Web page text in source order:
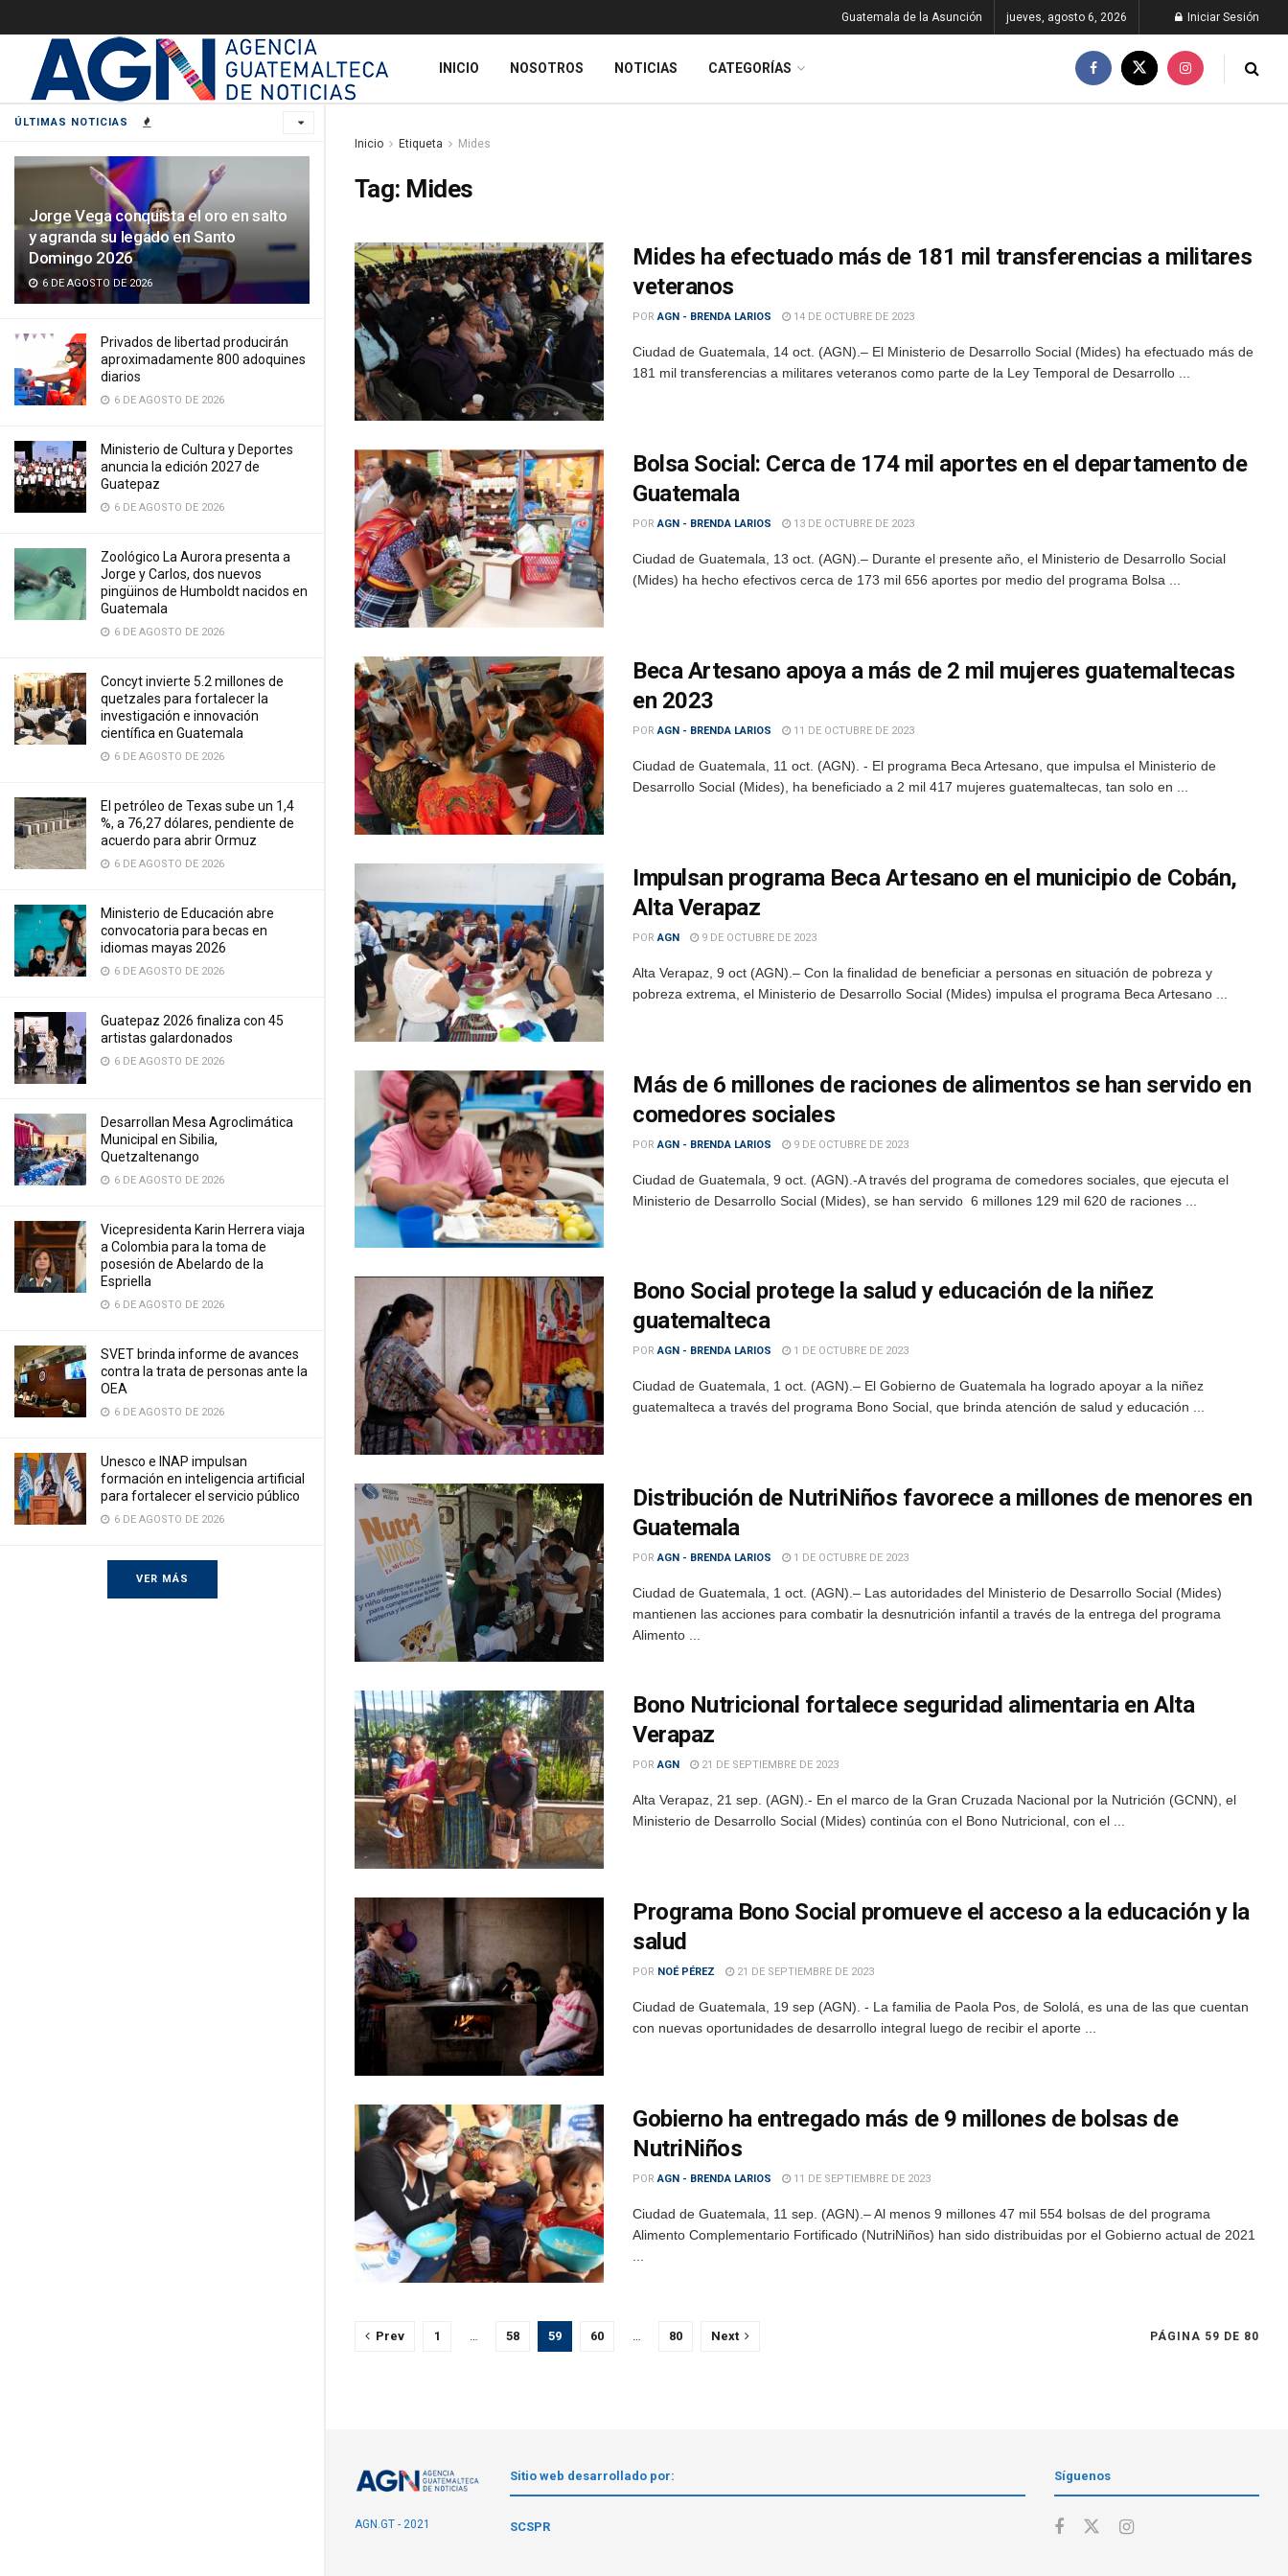
ÚLTIMAS NOTICIAS
Jorge Vega conquista el oro en salto
y agranda su legado en Santo
Domingo 2026
6 DE AGOSTO DE 2026
Privados de libertad producirán
aproximadamente 800 adoquines
diarios
6 DE AGOSTO DE 2026
Ministerio de Cultura y Deportes
anuncia la edición 2027 de
Guatepaz
6 DE AGOSTO DE 2026
Zoológico La Aurora presenta a
Jorge y Carlos, dos nuevos
pingüinos de Humboldt nacidos en
Guatemala
6 DE AGOSTO DE 2026
Concyt invierte 5.2 millones de
quetzales para fortalecer la
investigación e innovación
científica en Guatemala
6 DE AGOSTO DE 2026
El petróleo de Texas sube un 1,4
%, a 76,27 dólares, pendiente de
acuerdo para abrir Ormuz
6 DE AGOSTO DE 2026
Ministerio de Educación abre
convocatoria para becas en
idiomas mayas 2026
6 DE AGOSTO DE 2026
Guatepaz 2026 finaliza con 45
artistas galardonados
6 DE AGOSTO DE 2026
Desarrollan Mesa Agroclimática
Municipal en Sibilia,
Quetzaltenango
6 DE AGOSTO DE 2026
Vicepresidenta Karin Herrera viaja
a Colombia para la toma de
posesión de Abelardo de la
Espriella
6 DE AGOSTO DE 2026
SVET brinda informe de avances
contra la trata de personas ante la
OEA
6 DE AGOSTO DE 2026
Unesco e INAP impulsan
formación en inteligencia artificial
para fortalecer el servicio público
6 DE AGOSTO DE 2026
VER MÁS
Guatemala de la Asunción jueves, agosto 6, 2026 Iniciar Sesión
INICIO NOSOTROS NOTICIAS CATEGORÍAS
Inicio Etiqueta Mides
Tag: Mides
Mides ha efectuado más de 181 mil transferencias a militares
veteranos
POR AGN - BRENDA LARIOS 14 DE OCTUBRE DE 2023
Ciudad de Guatemala, 14 oct. (AGN).– El Ministerio de Desarrollo Social (Mides) ha efectuado más de
181 mil transferencias a militares veteranos como parte de la Ley Temporal de Desarrollo ...
Bolsa Social: Cerca de 174 mil aportes en el departamento de
Guatemala
POR AGN - BRENDA LARIOS 13 DE OCTUBRE DE 2023
Ciudad de Guatemala, 13 oct. (AGN).– Durante el presente año, el Ministerio de Desarrollo Social
(Mides) ha hecho efectivos cerca de 173 mil 656 aportes por medio del programa Bolsa ...
Beca Artesano apoya a más de 2 mil mujeres guatemaltecas
en 2023
POR AGN - BRENDA LARIOS 11 DE OCTUBRE DE 2023
Ciudad de Guatemala, 11 oct. (AGN). - El programa Beca Artesano, que impulsa el Ministerio de
Desarrollo Social (Mides), ha beneficiado a 2 mil 417 mujeres guatemaltecas, tan solo en ...
Impulsan programa Beca Artesano en el municipio de Cobán,
Alta Verapaz
POR AGN 9 DE OCTUBRE DE 2023
Alta Verapaz, 9 oct (AGN).– Con la finalidad de beneficiar a personas en situación de pobreza y
pobreza extrema, el Ministerio de Desarrollo Social (Mides) impulsa el programa Beca Artesano ...
Más de 6 millones de raciones de alimentos se han servido en
comedores sociales
POR AGN - BRENDA LARIOS 9 DE OCTUBRE DE 2023
Ciudad de Guatemala, 9 oct. (AGN).-A través del programa de comedores sociales, que ejecuta el
Ministerio de Desarrollo Social (Mides), se han servido 6 millones 129 mil 620 de raciones ...
Bono Social protege la salud y educación de la niñez
guatemalteca
POR AGN - BRENDA LARIOS 1 DE OCTUBRE DE 2023
Ciudad de Guatemala, 1 oct. (AGN).– El Gobierno de Guatemala ha logrado apoyar a la niñez
guatemalteca a través del programa Bono Social, que brinda atención de salud y educación ...
Distribución de NutriNiños favorece a millones de menores en
Guatemala
POR AGN - BRENDA LARIOS 1 DE OCTUBRE DE 2023
Ciudad de Guatemala, 1 oct. (AGN).– Las autoridades del Ministerio de Desarrollo Social (Mides)
mantienen las acciones para combatir la desnutrición infantil a través de la entrega del programa
Alimento ...
Bono Nutricional fortalece seguridad alimentaria en Alta
Verapaz
POR AGN 21 DE SEPTIEMBRE DE 2023
Alta Verapaz, 21 sep. (AGN).- En el marco de la Gran Cruzada Nacional por la Nutrición (GCNN), el
Ministerio de Desarrollo Social (Mides) continúa con el Bono Nutricional, con el ...
Programa Bono Social promueve el acceso a la educación y la
salud
POR NOÉ PÉREZ 21 DE SEPTIEMBRE DE 2023
Ciudad de Guatemala, 19 sep (AGN). - La familia de Paola Pos, de Sololá, es una de las que cuentan
con nuevas oportunidades de desarrollo integral luego de recibir el aporte ...
Gobierno ha entregado más de 9 millones de bolsas de
NutriNiños
POR AGN - BRENDA LARIOS 11 DE SEPTIEMBRE DE 2023
Ciudad de Guatemala, 11 sep. (AGN).– Al menos 9 millones 47 mil 554 bolsas de del programa
Alimento Complementario Fortificado (NutriNiños) han sido distribuidas por el Gobierno actual de 2021
PÁGINA 59 DE 80
Prev 1 58 59 60 80 Next
AGN.GT - 2021
Sitio web desarrollado por:
SCSPR
Síguenos